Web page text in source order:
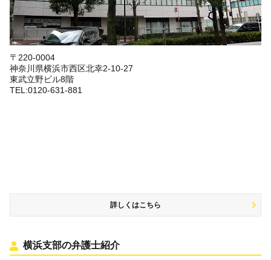
〒220-0004
神奈川県横浜市西区北幸2-10-27
東武立野ビル8階
TEL:0120-631-881
詳しくはこちら
横浜支部の弁護士紹介